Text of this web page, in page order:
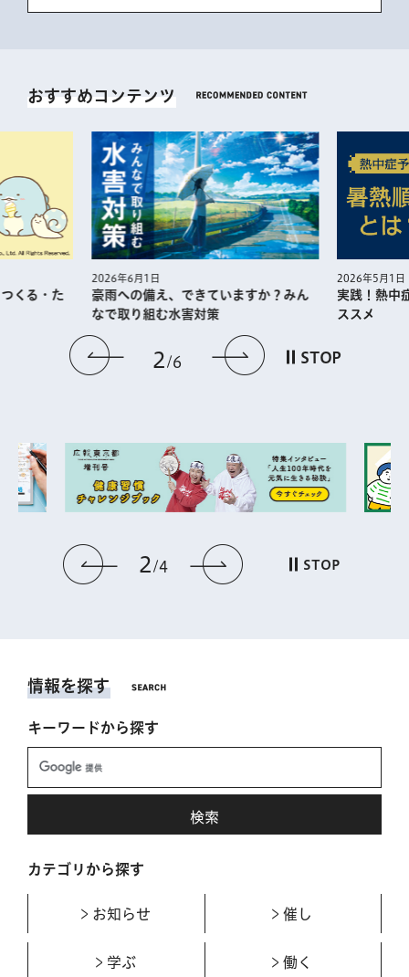
おすすめコンテンツ
前のスライドを表示
2 6 次のスライドを
STOP
くる・た
2026年6月1日
豪雨への備え、できていますか？みん
なで取り組む水害対策
2026年5月1日
実践！熱中
ススメ
前のスライドを表示
2 4 次のスライドを表
STOP
情報を探す
キーワードから探す
カテゴリから探す
お知らせ 催し
学ぶ 働く